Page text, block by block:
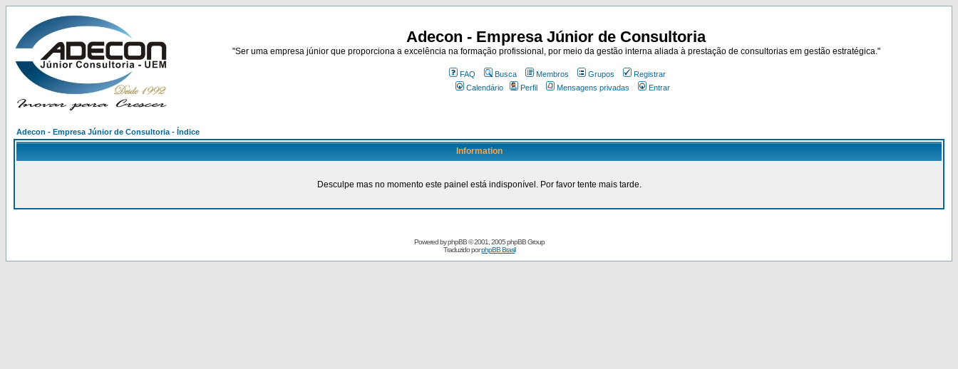
Adecon - Empresa Júnior de Consultoria
"Ser uma empresa júnior que proporciona a excelência na formação profissional, por meio da gestão interna aliada à prestação de consultorias em gestão estratégica."
FAQ Busca Membros Grupos
Registrar
Calendário
Perfil Mensagens privadas Entrar
Adecon - Empresa Júnior de Consultoria - Índice
Information
Desculpe mas no momento este painel está indisponível. Por favor tente mais tarde.
Powered byphpBB© 2001, 2005 phpBB Group
Traduzido porphpBB Brasil